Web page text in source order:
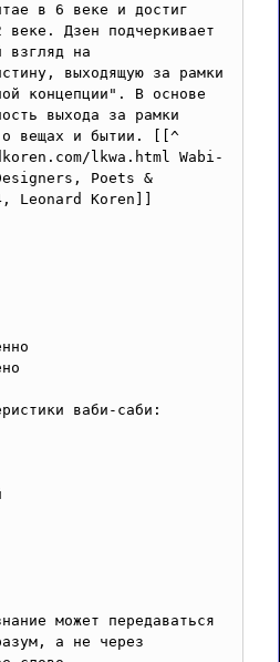
в 6 веке и достиг
веке. Дзен подчеркивает
взгляд на
выходящую за рамки
концепции". В основе
выхода за рамки
о вещах и бытии. [[^
lkwa.html Wabi-
Poets &
Leonard Koren]]
ваби-саби:
может передаваться
а не через